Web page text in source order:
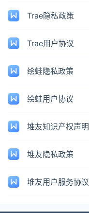
Trae隐私政策
Trae用户协议
绘蛙隐私政策
绘蛙用户协议
堆友知识产权声明
堆友隐私政策
堆友用户服务协议